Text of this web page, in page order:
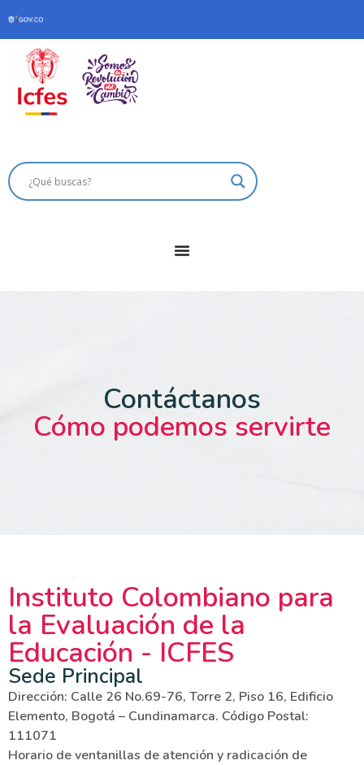
Contáctanos
Cómo podemos servirte
Instituto Colombiano para
la Evaluación de la
Educación - ICFES
Sede Principal
Dirección: Calle 26 No.69-76, Torre 2, Piso 16, Edificio
Elemento, Bogotá – Cundinamarca. Código Postal:
111071
Horario de ventanillas de atención y radicación de